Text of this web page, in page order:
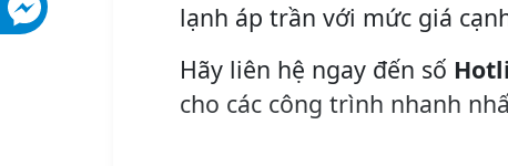
lạnh áp trần với mức giá
Hãy liên hệ ngay đến số
cho các công trình nhanh